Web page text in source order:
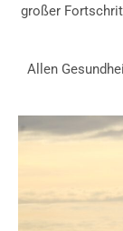
großer
Allen